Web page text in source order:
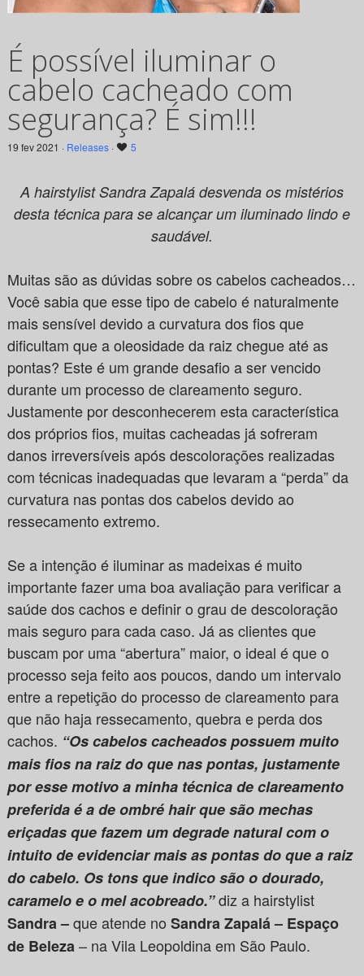
É possível iluminar o
cabelo cacheado com
segurança? É sim!!!
19 fev 2021 · Releases· 5
A hairstylist Sandra Zapalá desvenda os mistérios
desta técnica para se alcançar um iluminado lindo e
saudável.
Muitas são as dúvidas sobre os cabelos cacheados…
Você sabia que esse tipo de cabelo é naturalmente
mais sensível devido a curvatura dos fios que
dificultam que a oleosidade da raiz chegue até as
pontas? Este é um grande desafio a ser vencido
durante um processo de clareamento seguro.
Justamente por desconhecerem esta característica
dos próprios fios, muitas cacheadas já sofreram
danos irreversíveis após descolorações realizadas
com técnicas inadequadas que levaram a “perda” da
curvatura nas pontas dos cabelos devido ao
ressecamento extremo.
Se a intenção é iluminar as madeixas é muito
importante fazer uma boa avaliação para verificar a
saúde dos cachos e definir o grau de descoloração
mais seguro para cada caso. Já as clientes que
buscam por uma “abertura” maior, o ideal é que o
processo seja feito aos poucos, dando um intervalo
entre a repetição do processo de clareamento para
que não haja ressecamento, quebra e perda dos
cachos. “Os cabelos cacheados possuem muito
mais fios na raiz do que nas pontas, justamente
por esse motivo a minha técnica de clareamento
preferida é a de ombré hair que são mechas
eriçadas que fazem um degrade natural com o
intuito de evidenciar mais as pontas do que a raiz
do cabelo. Os tons que indico são o dourado,
caramelo e o mel acobreado.”diz a hairstylist
Sandra –que atende no Sandra Zapalá – Espaço
de Beleza– na Vila Leopoldina em São Paulo.